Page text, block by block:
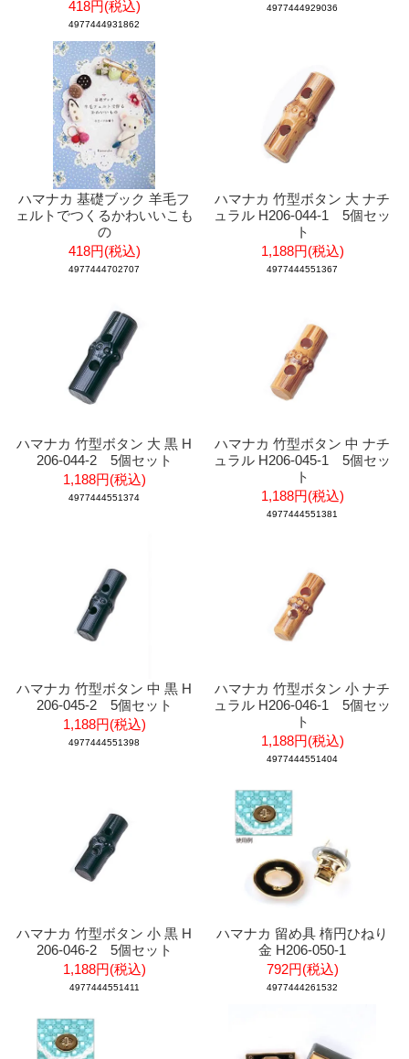
418円(税込)
4977444931862
4977444929036
ハマナカ 基礎ブック 羊毛フ
ェルトでつくるかわいいこも
の
418円(税込)
4977444702707
ハマナカ 竹型ボタン 大 ナチ
ュラル H206-044-1 5個セッ
ト
1,188円(税込)
4977444551367
ハマナカ 竹型ボタン 大 黒 H
206-044-2 5個セット
1,188円(税込)
4977444551374
ハマナカ 竹型ボタン 中 ナチ
ュラル H206-045-1 5個セッ
ト
1,188円(税込)
4977444551381
ハマナカ 竹型ボタン 中 黒 H
206-045-2 5個セット
1,188円(税込)
4977444551398
ハマナカ 竹型ボタン 小 ナチ
ュラル H206-046-1 5個セッ
ト
1,188円(税込)
4977444551404
ハマナカ 竹型ボタン 小 黒 H
206-046-2 5個セット
1,188円(税込)
4977444551411
ハマナカ 留め具 楕円ひねり
金 H206-050-1
792円(税込)
4977444261532